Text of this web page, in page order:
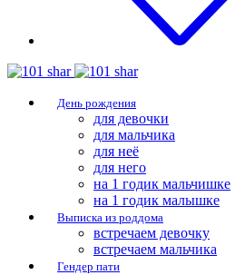
День рождения
для девочки
для мальчика
для неё
для него
на 1 годик мальчишке
на 1 годик малышке
Выписка из роддома
встречаем девочку
встречаем мальчика
Гендер пати